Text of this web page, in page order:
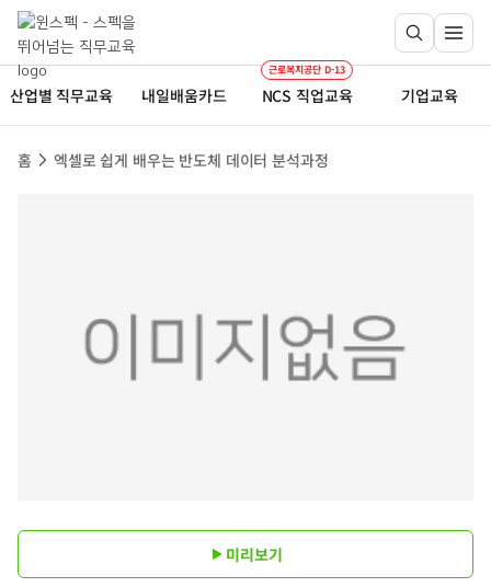
산업별 직무교육 내일배움카드
근로복지공단 D-13
NCS 직업교육 기업교육
홈 엑셀로 쉽게 배우는 반도체 데이터 분석과정
미리보기